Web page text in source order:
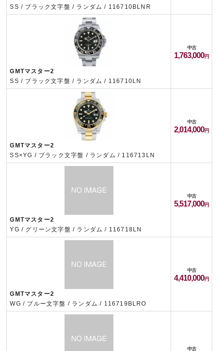
SS / ブラック文字盤 / ランダム / 116710BLNR
GMTマスター2
SS / ブラック文字盤 / ランダム / 116710LN
中古
1,763,000
GMTマスター2
SS×YG / ブラック文字盤 / ランダム / 116713LN
中古
2,014,000
GMTマスター2
YG / グリーン文字盤 / ランダム / 116718LN
中古
5,517,000
GMTマスター2
WG / ブルー文字盤 / ランダム / 116719BLRO
中古
4,410,000
中古